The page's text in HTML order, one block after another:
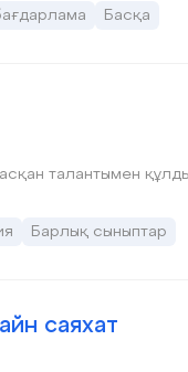
Басқа
талантымен
Барлық сыныптар
саяхат